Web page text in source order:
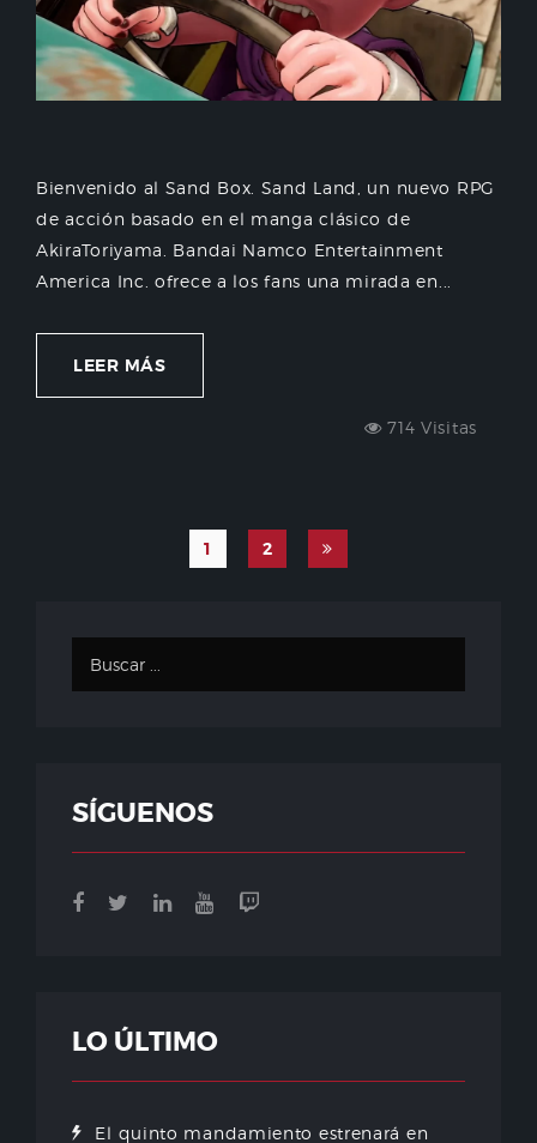
Bienvenido al Sand Box. Sand Land, un nuevo RPG
de acción basado en el manga clásico de
AkiraToriyama. Bandai Namco Entertainment
America Inc. ofrece a los fans una mirada en...
LEER MÁS
714 Visitas
1 2
SÍGUENOS
LO ÚLTIMO
El quinto mandamiento estrenará en